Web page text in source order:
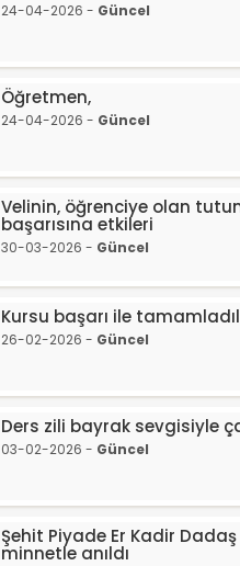
24-04-2026 - Güncel
Öğretmen,
24-04-2026 - Güncel
Velinin, öğrenciye olan
başarısına etkileri
30-03-2026 - Güncel
Kursu başarı ile
26-02-2026 - Güncel
Ders zili bayrak sevgisiyle
03-02-2026 - Güncel
Şehit Piyade Er Kadir
minnetle anıldı